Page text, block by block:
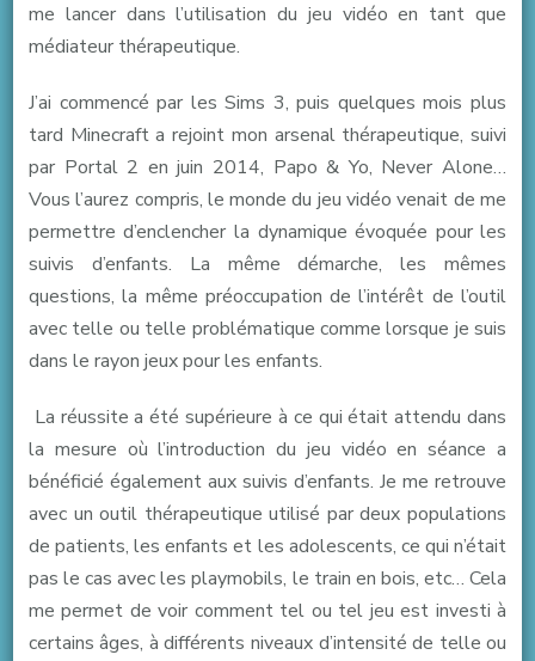
me lancer dans l’utilisation du jeu vidéo en tant que
médiateur thérapeutique.
J’ai commencé par les Sims 3, puis quelques mois plus
tard Minecraft a rejoint mon arsenal thérapeutique, suivi
par Portal 2 en juin 2014, Papo & Yo, Never Alone…
Vous l’aurez compris, le monde du jeu vidéo venait de me
permettre d’enclencher la dynamique évoquée pour les
suivis d’enfants. La même démarche, les mêmes
questions, la même préoccupation de l’intérêt de l’outil
avec telle ou telle problématique comme lorsque je suis
dans le rayon jeux pour les enfants.
La réussite a été supérieure à ce qui était attendu dans
la mesure où l’introduction du jeu vidéo en séance a
bénéficié également aux suivis d’enfants. Je me retrouve
avec un outil thérapeutique utilisé par deux populations
de patients, les enfants et les adolescents, ce qui n’était
pas le cas avec les playmobils, le train en bois, etc… Cela
me permet de voir comment tel ou tel jeu est investi à
certains âges, à différents niveaux d’intensité de telle ou